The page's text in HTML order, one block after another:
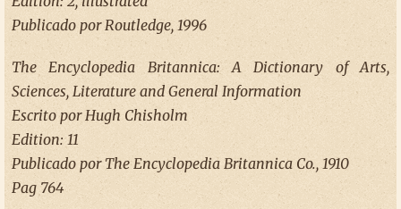
Publicado por Routledge, 1996
The Encyclopedia Britannica: A Dictionary of Arts,
Sciences, Literature and General Information
Escrito por Hugh Chisholm
Edition: 11
Publicado por The Encyclopedia Britannica Co., 1910
Pag 764